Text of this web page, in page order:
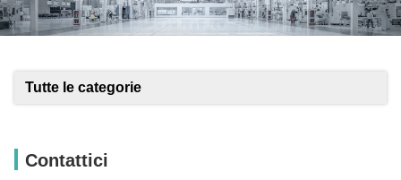
Tutte le categorie
Contattici